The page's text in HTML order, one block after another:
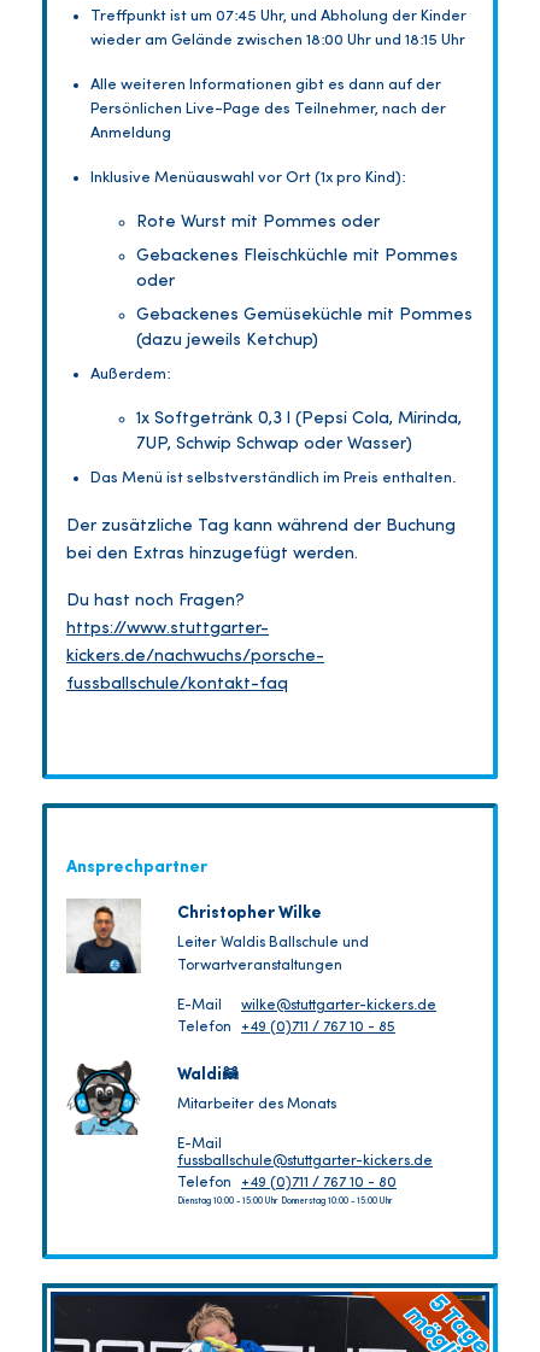
Treffpunkt ist um 07:45 Uhr, und Abholung der Kinder
wieder am Gelände zwischen 18:00 Uhr und 18:15 Uhr
Alle weiteren Informationen gibt es dann auf der
Persönlichen Live-Page des Teilnehmer, nach der
Anmeldung
Inklusive Menüauswahl vor Ort (1x pro Kind):
Rote Wurst mit Pommes oder
Gebackenes Fleischküchle mit Pommes
oder
Gebackenes Gemüseküchle mit Pommes
(dazu jeweils Ketchup)
Außerdem:
1x Softgetränk 0,3 l (Pepsi Cola, Mirinda,
7UP, Schwip Schwap oder Wasser)
Das Menü ist selbstverständlich im Preis enthalten.
Der zusätzliche Tag kann während der Buchung
bei den Extras hinzugefügt werden.
Du hast noch Fragen?
https://www.stuttgarter-
kickers.de/nachwuchs/porsche-
fussballschule/kontakt-faq
Ansprechpartner
Christopher Wilke
Leiter Waldis Ballschule und
Torwartveranstaltungen
E-Mail
wilke@stuttgarter-kickers.de
Telefon
+49 (0)711 / 767 10 - 85
Waldi🦝
Mitarbeiter des Monats
E-Mail
fussballschule@stuttgarter-kickers.de
Telefon
+49 (0)711 / 767 10 - 80
Dienstag 10:00 - 15:00 Uhr Donnerstag 10:00 - 15:00 Uhr